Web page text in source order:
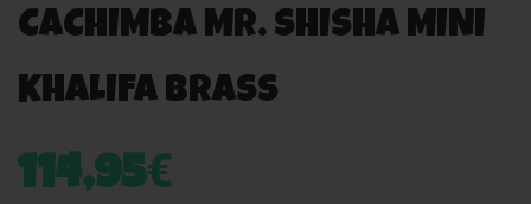
CACHIMBA MR. SHISHA MINI
KHALIFA BRASS
114,95€